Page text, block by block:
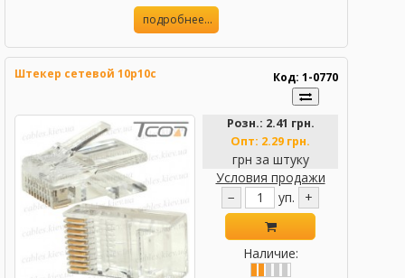
подробнее...
Штекер сетевой 10p10c Код: 1-0770
Розн.: 2.41 грн.
Опт: 2.29 грн.
грн за штуку
Условия продажи
−
уп. +
Наличие: